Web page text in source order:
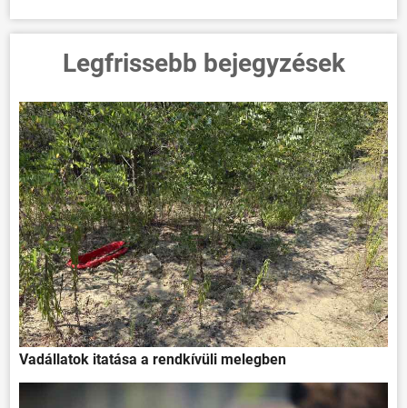
Legfrissebb bejegyzések
Vadállatok itatása a rendkívüli melegben